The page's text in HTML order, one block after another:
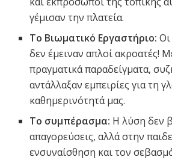
γέμισαν την πλατεία.
Το Βιωματικό Εργαστήριο:
δεν έμειναν απλοί ακροατές!
πραγματικά παραδείγματα,
αντάλλαξαν εμπειρίες για τη
καθημερινότητά μας.
Το συμπέρασμα: Η λύση δεν
απαγορεύσεις, αλλά στην
ενσυναίσθηση και τον